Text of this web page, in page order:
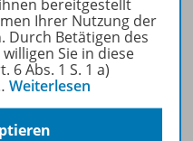
bereitgestellt
Ihrer Nutzung der
Durch Betätigen des
Sie in diese
6 Abs. 1 S. 1 a)
Weiterlesen